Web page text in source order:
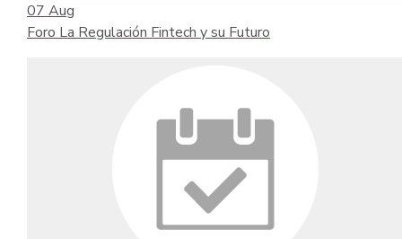
07 Aug
Foro La Regulación Fintech y su Futuro